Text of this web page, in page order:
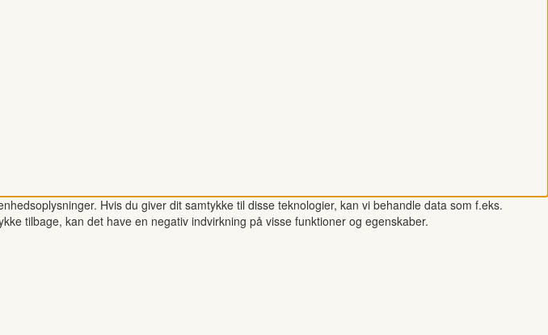
Hvis du giver dit samtykke til disse teknologier, kan vi behandle data som f.eks.
tilbage, kan det have en negativ indvirkning på visse funktioner og egenskaber.